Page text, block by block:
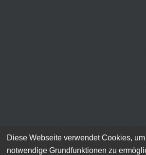
Diese Webseite verwendet Cookies,
notwendige Grundfunktionen zu